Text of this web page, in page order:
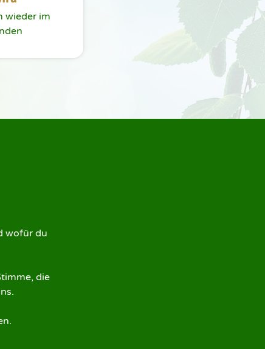
wieder im
wofür du
die